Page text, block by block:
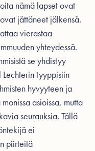
nämä lapset ovat
jättäneet jälkensä.
vierastaa
yhteydessä.
se yhdistyy
tyyppisiin
hyvyyteen ja
asioissa, mutta
seurauksia. Tällä
ei
piirteitä